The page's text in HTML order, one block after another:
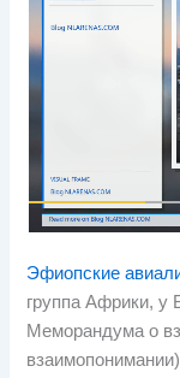
Эфиопские
группа Африки, у
Меморандума о